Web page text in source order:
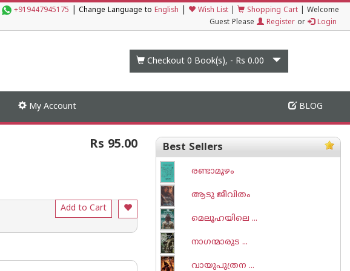
+919447945175 Change Language to English Wish List Shopping Cart
Welcome
Guest Please
Register or Login
Checkout 0 Book(s), - Rs 0.00
My Account BLOG
Rs 95.00
Add to Cart
Best Sellers
രണ്ടാമൂഴം
ആടു ജീവിതം
മെലൂഹയിലെ ...
നാഗന്മാരുട ...
വായുപുത്രന ...